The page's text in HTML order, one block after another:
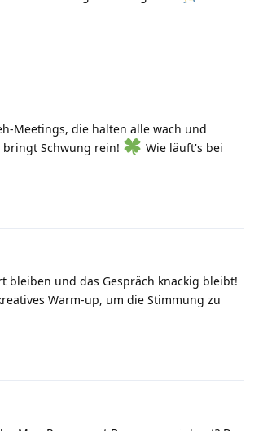
Meetings, die halten alle wach und
bringt Schwung rein!
Wie läuft's bei
bleiben und das Gespräch knackig bleibt!
Warm-up, um die Stimmung zu